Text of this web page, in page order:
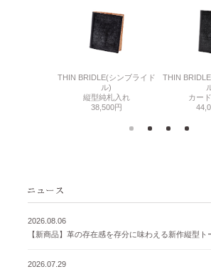
THIN BRIDLE(シンブライド
ル)
縦型純札入れ
38,500円
THIN
カー
2026.08.06
【新商品】革の存在感を存分に味わえる新作縦型
2026.07.29